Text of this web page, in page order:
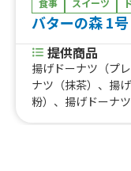
食事 スイーツ
バターの森 1号
提供商品
揚げドーナツ（プ
ナツ（抹茶）、揚
粉）、揚げドーナ